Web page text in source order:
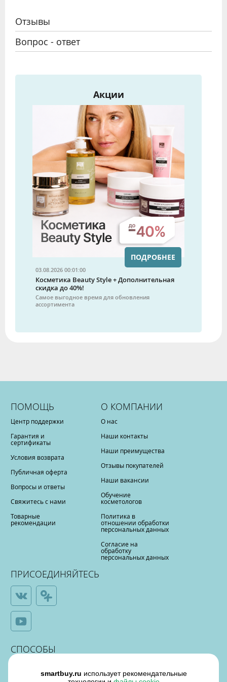
Отзывы
Вопрос - ответ
Акции
03.08.2026 00:01:00
Косметика Beauty Style + Дополнительная
скидка до 40%!
Самое выгодное время для обновления
ассортимента
ПОДРОБНЕЕ
ПОМОЩЬ
Центр поддержки
Гарантия и
сертификаты
Условия возврата
Публичная оферта
Вопросы и ответы
Свяжитесь с нами
Товарные
рекомендации
О КОМПАНИИ
О нас
Наши контакты
Наши преимущества
Отзывы покупателей
Наши вакансии
Обучение
косметологов
Политика в
отношении обработки
персональных данных
Согласие на
обработку
персональных данных
ПРИСОЕДИНЯЙТЕСЬ
СПОСОБЫ
ОПЛАТЫ
smartbuy.ru использует рекомендательные